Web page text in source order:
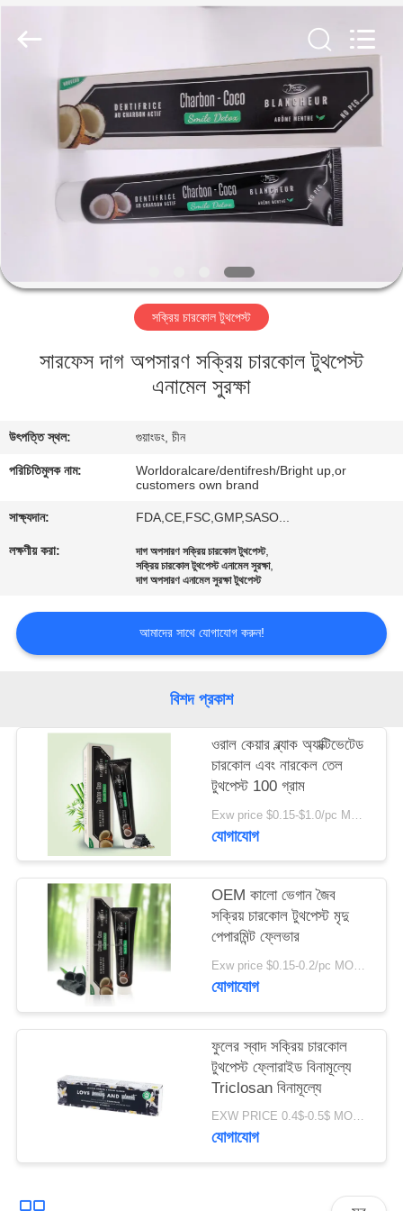
আমাদের
সম্পর্কে
কারখানা
মান
নিয়ন্ত্রণ
যোগাযোগ
করুন
উদ্ধৃতির
জন্য
সাইটম্যাপ
গোপনীয়তা
WORLD
CARE
CENTER.
সক্রিয় চারকোল টুথপেস্ট
সারফেস দাগ অপসারণ সক্রিয় চারকোল টুথপেস্ট
এনামেল সুরক্ষা
উৎপত্তি স্থল: গুয়াংডং, চীন
পরিচিতিমুলক নাম:
Worldoralcare/dentifresh/Bright up,or
customers own brand
সাক্ষ্যদান: FDA,CE,FSC,GMP,SASO...
লক্ষণীয় করা: দাগ অপসারণ সক্রিয় চারকোল টুথপেস্ট,
সক্রিয় চারকোল টুথপেস্ট এনামেল সুরক্ষা,
দাগ অপসারণ এনামেল সুরক্ষা টুথপেস্ট
আমাদের সাথে যোগাযোগ করুন!
বিশদ প্রকাশ
ওরাল কেয়ার ব্ল্যাক অ্যাক্টিভেটেড
চারকোল এবং নারকেল তেল
টুথপেস্ট 100 গ্রাম
Exw price $0.15-$1.0/pc MOQ:500pcs-30000pcs
যোগাযোগ
OEM কালো ভেগান জৈব
সক্রিয় চারকোল টুথপেস্ট মৃদু
পেপারমিন্ট ফ্লেভার
Exw price $0.15-0.2/pc MOQ:500pcs-30000pcs
যোগাযোগ
ফুলের স্বাদ সক্রিয় চারকোল
টুথপেস্ট ফ্লোরাইড বিনামূল্যে
Triclosan বিনামূল্যে
EXW PRICE 0.4$-0.5$ MOQ:500pcs-30000pcs
যোগাযোগ